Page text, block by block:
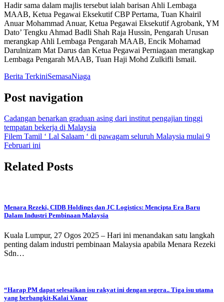
Hadir sama dalam majlis tersebut ialah barisan Ahli Lembaga
MAAB, Ketua Pegawai Eksekutif CBP Pertama, Tuan Khairil
Anuar Mohammad Anuar, Ketua Pegawai Eksekutif Agrobank, YM
Dato’ Tengku Ahmad Badli Shah Raja Hussin, Pengarah Urusan
merangkap Ahli Lembaga Pengarah MAAB, Encik Mohamad
Darulnizam Mat Darus dan Ketua Pegawai Perniagaan merangkap
Lembaga Pengarah MAAB, Tuan Haji Mohd Zulkifli Ismail.
Berita TerkiniSemasaNiaga
Post navigation
Cadangan benarkan graduan asing dari institut pengajian tinggi
tempatan bekerja di Malaysia
Filem Tamil ‘ Lal Salaam ‘ di pawagam seluruh Malaysia mulai 9
Februari ini
Related Posts
Menara Rezeki, CIDB Holdings dan JC Logistics: Mencipta Era Baru
Dalam Industri Pembinaan Malaysia
Kuala Lumpur, 27 Ogos 2025 – Hari ini menandakan satu langkah
penting dalam industri pembinaan Malaysia apabila Menara Rezeki
Sdn…
“Harap PM dapat selesaikan isu rakyat ini dengan segera.. Tiga isu utama
yang berbangkit-Kalai Vanar